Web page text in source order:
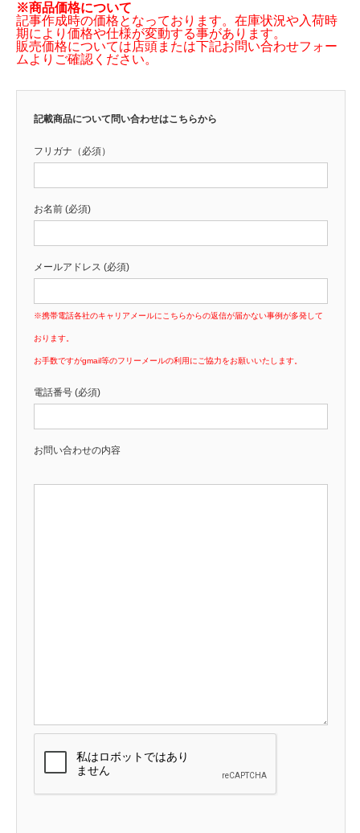
※商品価格について
記事作成時の価格となっております。在庫状況や入荷時
期により価格や仕様が変動する事があります。
販売価格については店頭または下記お問い合わせフォー
ムよりご確認ください。
記載商品について問い合わせはこちらから
フリガナ（必須）
お名前 (必須)
メールアドレス (必須)
※携帯電話各社のキャリアメールにこちらからの返信が届かない事例が多発して
おります。
お手数ですがgmail等のフリーメールの利用にご協力をお願いいたします。
電話番号 (必須)
お問い合わせの内容